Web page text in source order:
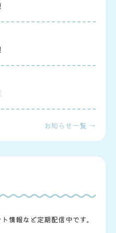
お知らせ一覧 →
情報など定期配信中です。